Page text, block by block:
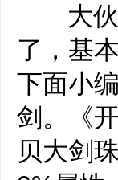
大伙
了，基
下面小
剑。《
贝大剑